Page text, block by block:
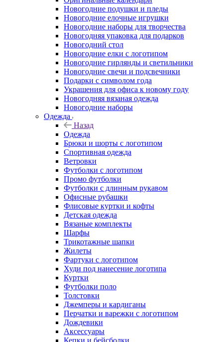
Новогодние подушки и пледы
Новогодние елочные игрушки
Новогодние наборы для творчества
Новогодняя упаковка для подарков
Новогодний стол
Новогодние елки с логотипом
Новогодние гирлянды и светильники
Новогодние свечи и подсвечники
Подарки с символом года
Украшения для офиса к новому году
Новогодняя вязаная одежда
Новогодние наборы
Одежда
Назад
Одежда
Брюки и шорты с логотипом
Спортивная одежда
Ветровки
Футболки с логотипом
Промо футболки
Футболки с длинным рукавом
Офисные рубашки
Флисовые куртки и кофты
Детская одежда
Вязаные комплекты
Шарфы
Трикотажные шапки
Жилеты
Фартуки с логотипом
Худи под нанесение логотипа
Куртки
Футболки поло
Толстовки
Джемперы и кардиганы
Перчатки и варежки с логотипом
Дождевики
Аксессуары
Кепки и бейсболки